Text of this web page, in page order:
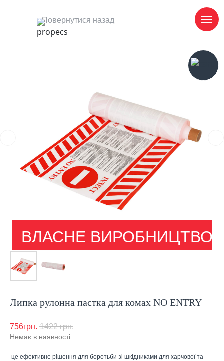
Повернутися назад
ВЛАСНЕ ВИРОБНИЦТВО
Липка рулонна пастка для комах NO ENTRY
756грн. 1422 грн.
Немає в наявності
це ефективне рішення для боротьби зі шкідниками для харчової та